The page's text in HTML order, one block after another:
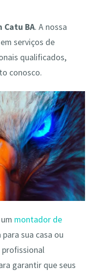
Catu BA. A nossa
serviços de
qualificados,
conosco.
montador de
para sua casa ou
profissional
garantir que seus